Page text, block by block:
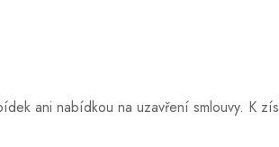
ani nabídkou na uzavření smlouvy. K